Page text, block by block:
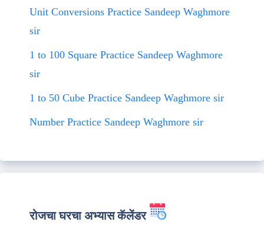
Unit Conversions Practice Sandeep Waghmore
sir
1 to 100 Square Practice Sandeep Waghmore
sir
1 to 50 Cube Practice Sandeep Waghmore sir
Number Practice Sandeep Waghmore sir
रोजचा घरचा अभ्यास कॅलेंडर